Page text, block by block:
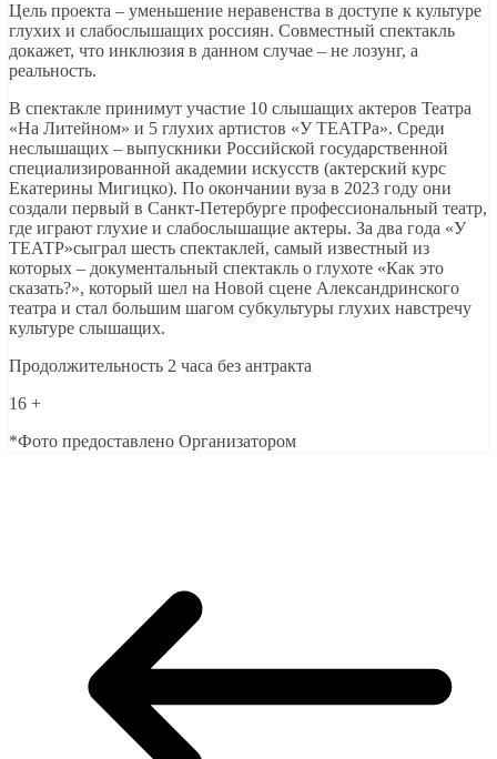
Цель проекта – уменьшение неравенства в доступе к культуре
глухих и слабослышащих россиян. Совместный спектакль
докажет, что инклюзия в данном случае – не лозунг, а
реальность.
В спектакле принимут участие 10 слышащих актеров Театра
«На Литейном» и 5 глухих артистов «У ТЕАТРа». Среди
неслышащих – выпускники Российской государственной
специализированной академии искусств (актерский курс
Екатерины Мигицко). По окончании вуза в 2023 году они
создали первый в Санкт-Петербурге профессиональный театр,
где играют глухие и слабослышащие актеры. За два года «У
ТЕАТР»сыграл шесть спектаклей, самый известный из
которых – документальный спектакль о глухоте «Как это
сказать?», который шел на Новой сцене Александринского
театра и стал большим шагом субкультуры глухих навстречу
культуре слышащих.
Продолжительность 2 часа без антракта
16 +
*Фото предоставлено Организатором